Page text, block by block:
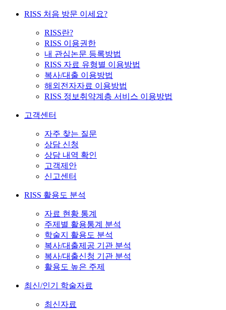
RISS 처음 방문 이세요?
RISS란?
RISS 이용권한
내 관심논문 등록방법
RISS 자료 유형별 이용방법
복사/대출 이용방법
해외전자자료 이용방법
RISS 정보취약계층 서비스 이용방법
고객센터
자주 찾는 질문
상담 신청
상담 내역 확인
고객제안
신고센터
RISS 활용도 분석
자료 현황 통계
주제별 활용통계 분석
학술지 활용도 분석
복사/대출제공 기관 분석
복사/대출신청 기관 분석
활용도 높은 주제
최신/인기 학술자료
최신자료